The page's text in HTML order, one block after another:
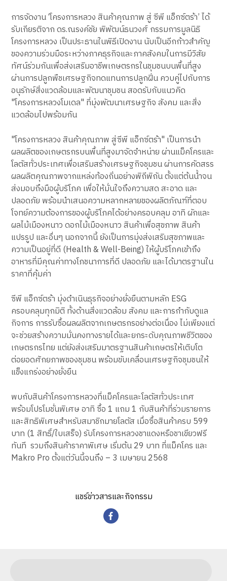
การจัดงาน ‘โครงการหลวง สินค้าคุณภาพ สู่ ซีพี แอ็กซ์ตร้า’ ได้
รับเกียรติจาก ดร.ณรงค์ชัย พิพัฒน์ธนวงศ์ กรรมการมูลนิธิ
โครงการหลวง เป็นประธานในพิธีเปิดงาน นับเป็นอีกก้าวสำคัญ
ของความร่วมมือระหว่างภาคธุรกิจและภาคสังคมในการมีวิสัย
ทัศน์ร่วมกันเพื่อส่งเสริมอาชีพเกษตรกรในชุมชนบนพื้นที่สูง
ผ่านการปลูกพืชเศรษฐกิจทดแทนการปลูกฝิ่น ควบคู่ไปกับการ
อนุรักษ์สิ่งแวดล้อมและพัฒนาชุมชน สอดรับกับแนวคิด
"โครงการหลวงโมเดล" ที่มุ่งพัฒนาเศรษฐกิจ สังคม และสิ่ง
แวดล้อมไปพร้อมกัน
"โครงการหลวง สินค้าคุณภาพ สู่ซีพี แอ็กซ์ตร้า" เป็นการนำ
ผลผลิตของเกษตรกรบนพื้นที่สูงมาจัดจำหน่าย ผ่านแม็คโครและ
โลตัสทั่วประเทศเพื่อเสริมสร้างเศรษฐกิจชุมชน ผ่านการคัดสรร
ผลผลิตคุณภาพจากแหล่งท้องถิ่นอย่างพิถีพิถัน ตั้งแต่ต้นน้ำจน
ส่งมอบถึงมือผู้บริโภค เพื่อให้มั่นใจถึงความสด สะอาด และ
ปลอดภัย พร้อมนำเสนอความหลากหลายของผลิตภัณฑ์ที่ตอบ
โจทย์ความต้องการของผู้บริโภคได้อย่างครอบคลุม อาทิ ผักและ
ผลไม้เมืองหนาว ดอกไม้เมืองหนาว สินค้าเพื่อสุขภาพ สินค้า
แปรรูป และอื่นๆ นอกจากนี้ ยังเป็นการมุ่งส่งเสริมสุขภาพและ
ความเป็นอยู่ที่ดี (Health & Well-Being) ให้ผู้บริโภคเข้าถึง
อาหารที่มีคุณค่าทางโภชนาการที่ดี ปลอดภัย และได้มาตรฐานใน
ราคาที่คุ้มค่า
ซีพี แอ็กซ์ตร้า มุ่งดำเนินธุรกิจอย่างยั่งยืนตามหลัก ESG
ครอบคลุมทุกมิติ ทั้งด้านสิ่งแวดล้อม สังคม และการกำกับดูแล
กิจการ การรับซื้อผลผลิตจากเกษตรกรอย่างต่อเนื่อง ไม่เพียงแต่
จะช่วยสร้างความมั่นคงทางรายได้และยกระดับคุณภาพชีวิตของ
เกษตรกรไทย แต่ยังส่งเสริมมาตรฐานสินค้าเกษตรให้เติบโต
ต่อยอดศักยภาพของชุมชน พร้อมขับเคลื่อนเศรษฐกิจชุมชนให้
แข็งแกร่งอย่างยั่งยืน
พบกับสินค้าโครงการหลวงที่แม็คโครและโลตัสทั่วประเทศ
พร้อมโปรโมชั่นพิเศษ อาทิ ซื้อ 1 แถม 1 กับสินค้าที่ร่วมรายการ
และสิทธิพิเศษสำหรับสมาชิกมายโลตัส เมื่อซื้อสินค้าครบ 599
บาท (1 สิทธิ์/ใบเสร็จ) รับโครงการหลวงชาแดงหรือชาเขียวฟรี
ทันที รวมถึงสินค้าราคาพิเศษ เริ่มต้น 29 บาท ที่แม็คโคร และ
Makro Pro ตั้งแต่วันนี้จนถึง – 3 เมษายน 2568
แชร์ข่าวสารและกิจกรรม